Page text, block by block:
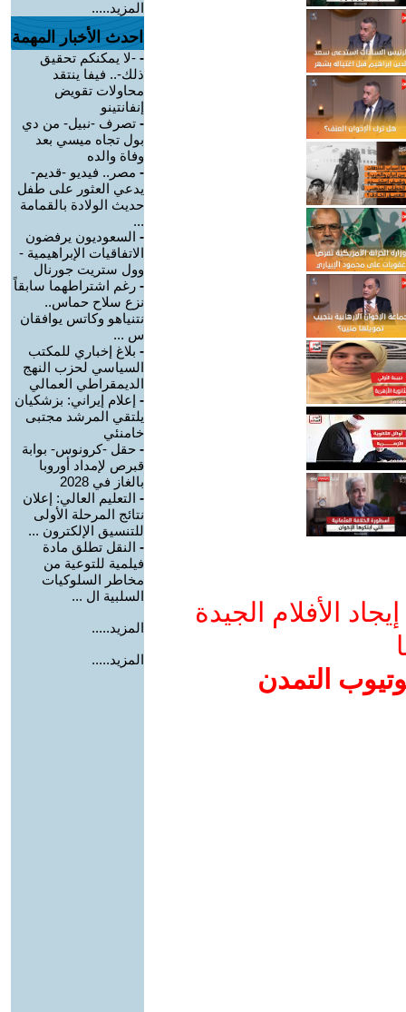
الأفلام الجيدة
التمدن
المزيد.....
احدث الأخبار المهمة
- -لا يمكنكم تحقيق
ذلك-.. فيفا ينتقد
محاولات تقويض
إنفانتينو
- تصرف -نبيل- من دي
بول تجاه ميسي بعد
وفاة والده
- مصر.. فيديو -قديم-
يدعي العثور على طفل
حديث الولادة بالقمامة
...
- السعوديون يرفضون
الاتفاقيات الإبراهيمية -
وول ستريت جورنال
- رغم اشتراطهما سابقاً
نزع سلاح حماس..
نتنياهو وكاتس يوافقان
س ...
- بلاغ إخباري للمكتب
السياسي لحزب النهج
الديمقراطي العمالي
- إعلام إيراني: بزشكيان
يلتقي المرشد مجتبى
خامنئي
- حقل -كرونوس- بوابة
قبرص لإمداد أوروبا
بالغاز في 2028
- التعليم العالي: إعلان
نتائج المرحلة الأولى
للتنسيق الإلكترون ...
- النقل تطلق مادة
فيلمية للتوعية من
مخاطر السلوكيات
السلبية ال ...
المزيد.....
المزيد.....